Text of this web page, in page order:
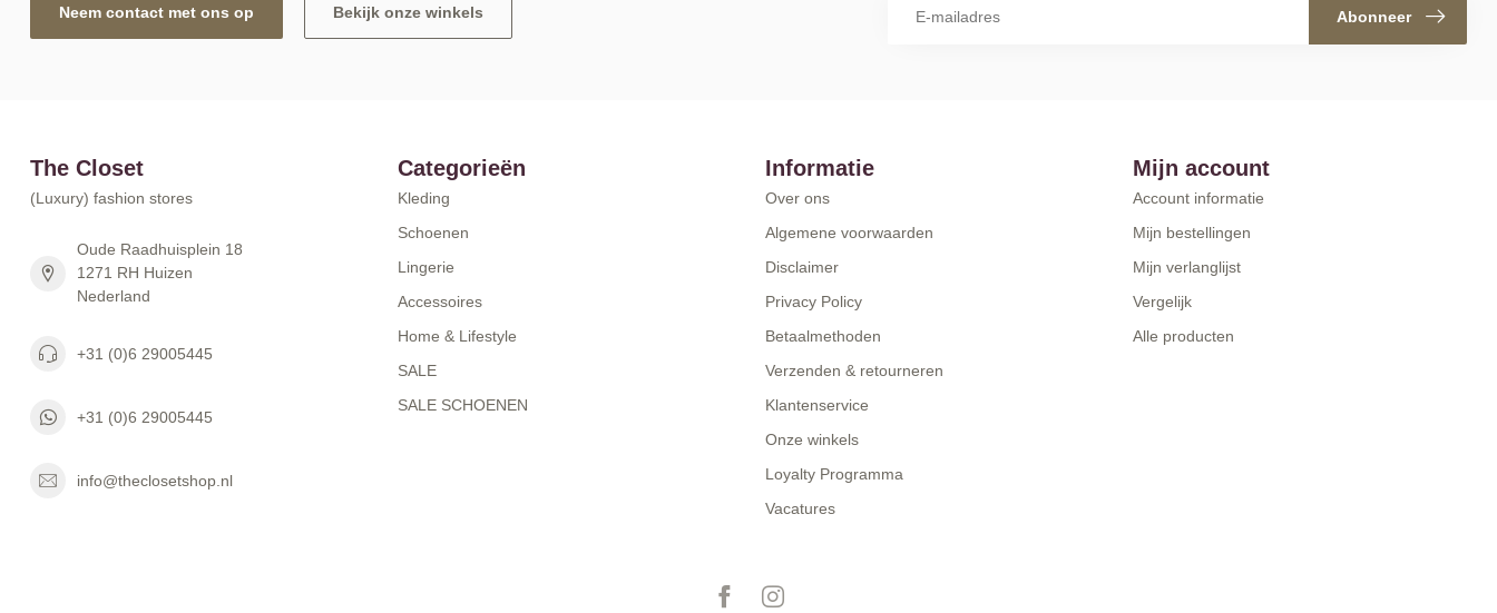
Neem contact met ons op Bekijk onze winkels Abonneer
The Closet
(Luxury) fashion stores
Oude Raadhuisplein 18
1271 RH Huizen
Nederland
+31 (0)6 29005445
+31 (0)6 29005445
info@theclosetshop.nl
Categorieën
Kleding
Schoenen
Lingerie
Accessoires
Home & Lifestyle
SALE
SALE SCHOENEN
Informatie
Over ons
Algemene voorwaarden
Disclaimer
Privacy Policy
Betaalmethoden
Verzenden & retourneren
Klantenservice
Onze winkels
Loyalty Programma
Vacatures
Mijn account
Account informatie
Mijn bestellingen
Mijn verlanglijst
Vergelijk
Alle producten